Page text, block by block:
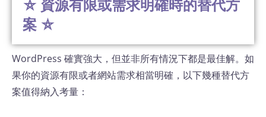
⛤ 資源有限或需求明確時的替代方
案 ⛤
WordPress 確實強大，但並非所有情況下都是最佳解。如
果你的資源有限或者網站需求相當明確，以下幾種替代方
案值得納入考量：